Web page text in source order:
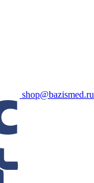
shop@bazismed.ru